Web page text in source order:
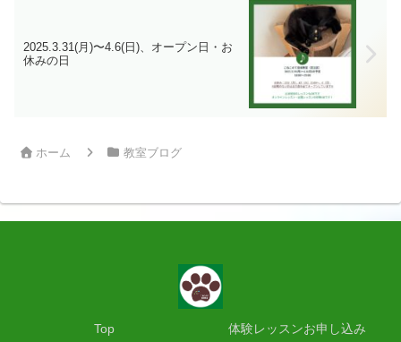
2025.3.31(月)〜4.6(日)、オープン日・お
休みの日
ホーム 教室ブログ
Top
体験レッスンお申し込み